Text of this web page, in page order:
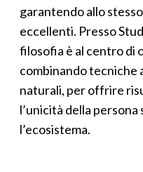
garantendo allo
eccellenti. Presso
filosofia è al centro di
combinando tecniche
naturali, per offrire
l’unicità della
l’ecosistema.